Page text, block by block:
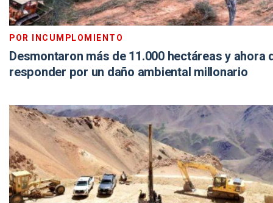
POR INCUMPLOMIENTO
Desmontaron más de 11.000 hectáreas y ahora
responder por un daño ambiental millonario